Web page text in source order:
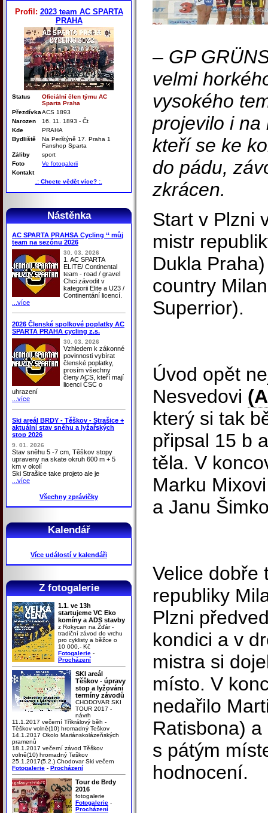
Profil: 2023 team AC SPARTA
PRAHA
Status
Oficiální člen týmu AC
Sparta Praha
PřezdívkaACS 1893
Narozen
16. 11. 1893 - Čt
Kde
PRAHA
Bydliště
Na Perštýně 17. Praha 1
Fanshop Sparta
Záliby
sport
Foto
Ve fotogalerii
Kontakt
.: Chcete vědět více? :.
Nástěnka
AC SPARTA PRAHSA Cycling ‘‘ můj
team na sezónu 2026
30. 03. 2026
1. AC SPARTA
ELITE/ Continental
team - road / gravel
Chci závodit v
kategorii Elite a U23 /
Continentání licencí.
...více
2026 Členské spolkové poplatky AC
SPARTA PRAHA cycling z.s.
30. 03. 2026
Vzhledem k zákonné
povinnosti vybírat
členské poplatky,
prosím všechny
členy ACS, kteří mají
licenci ČSC o
uhrazení
...více
Ski areál BRDY - Těškov - Strašice +
aktuální stav sněhu a lyžařských
stop 2026
9. 01. 2026
Stav sněhu 5 -7 cm, Těškov stopy
upraveny na skate okruh 600 m + 5
km v okolí
Ski Strašice take projeto ale je
...více
Všechny zprávičky
Kalendář
Více událostí v kalendáři
Z fotogalerie
1.1. ve 13h
startujeme VC Eko
komíny a ADS stavby
z Rokycan na Žďár -
tradiční závod do vrchu
pro cyklisty a běžce o
10 000,- Kč
Fotogalerie -
Procházení
SKI areál
Těškov - úpravy
stop a lyžování
termíny závodů
CHODOVAR SKI
TOUR 2017 -
návrh
11.1.2017 večerní Tříkrálový běh -
Těškov volně(10) hromadný Teškov
14.1.2017 Okolo Mariánskolázeňských
pramenů
18.1.2017 večerní závod Těškov
volně(10) hromadný Teškov
25.1.2017(5.2.) Chodovar Ski večern
Fotogalerie - Procházení
Tour de Brdy
2016
fotogalerie
Fotogalerie -
Procházení
– GP
velmi
vysokého
projevilo i na
kteří se ke
do pádu,
zkrácen.
Start v Plzni
mistr
Dukla
country
Superrior).
Úvod opět
Nesvedovi
který si tak
připsal 15 b
těla. V
Marku
a Janu
Velice dobře
republiky
Plzni
kondici a v
mistra si
místo. V
nedařilo
Ratisbona)
s pátým
hodnocení.